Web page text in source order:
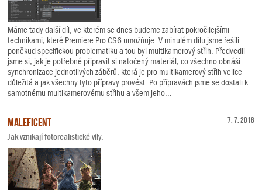
Máme tady další díl, ve kterém se dnes budeme zabírat pokročilejšími
technikami, které Premiere Pro CS6 umožňuje. V minulém dílu jsme řešili
poněkud specifickou problematiku a tou byl multikamerový střih. Předvedli
jsme si, jak je potřebné připravit si natočený materiál, co všechno obnáší
synchronizace jednotlivých záběrů, která je pro multikamerový střih velice
důležitá a jak všechny tyto přípravy provést. Po přípravách jsme se dostali k
samotnému multikamerovému střihu a všem jeho...
7. 7. 2016
Maleficent
Jak vznikají fotorealistické víly.